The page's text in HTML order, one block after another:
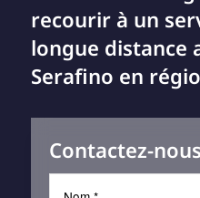
recourir à un
longue distance
Serafino en
Contactez-